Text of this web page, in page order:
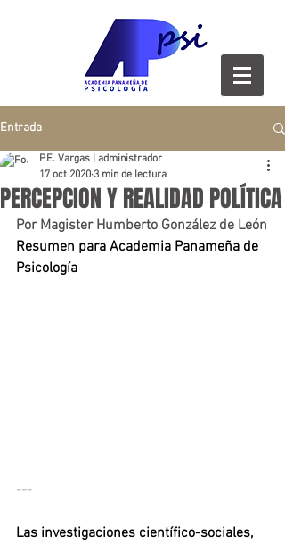
Entrada
PERCEPCION Y REALIDAD POLÍTICA
P.E. Vargas | administrador
17 oct 2020 3 min de lectura
Por Magister Humberto González de León
Resumen para Academia Panameña de
Psicología
---
Las investigaciones científico-sociales,